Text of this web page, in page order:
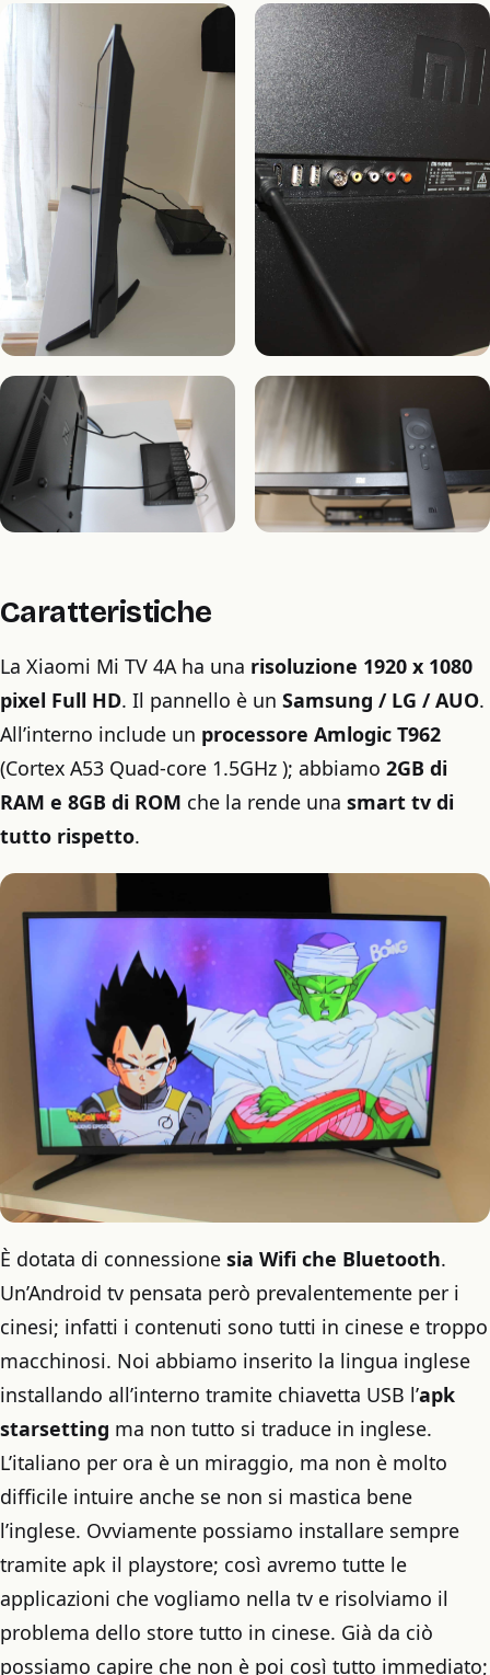
Caratteristiche
La Xiaomi Mi TV 4A ha una risoluzione 1920 x 1080
pixel Full HD. Il pannello è un Samsung / LG / AUO.
All’interno include un processore Amlogic T962
(Cortex A53 Quad-core 1.5GHz ); abbiamo 2GB di
RAM e 8GB di ROM che la rende una smart tv di
tutto rispetto.
È dotata di connessione sia Wifi che Bluetooth.
Un’Android tv pensata però prevalentemente per i
cinesi; infatti i contenuti sono tutti in cinese e troppo
macchinosi. Noi abbiamo inserito la lingua inglese
installando all’interno tramite chiavetta USB l’apk
starsetting ma non tutto si traduce in inglese.
L’italiano per ora è un miraggio, ma non è molto
difficile intuire anche se non si mastica bene
l’inglese. Ovviamente possiamo installare sempre
tramite apk il playstore; così avremo tutte le
applicazioni che vogliamo nella tv e risolviamo il
problema dello store tutto in cinese. Già da ciò
possiamo capire che non è poi così tutto immediato;